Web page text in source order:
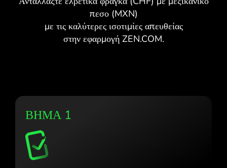
πεσο (MXN)
με τις καλύτερες ισοτιμίες απευθείας
στην εφαρμογή ZEN.COM.
ΒΗΜΑ 1